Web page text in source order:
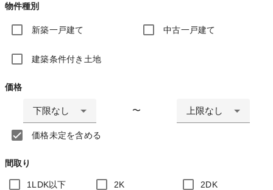
物件種別
新築一戸建て 中古一戸建て
建築条件付き土地
価格
下限なし 〜 上限なし
価格未定を含める
間取り
1LDK以下 2K 2DK